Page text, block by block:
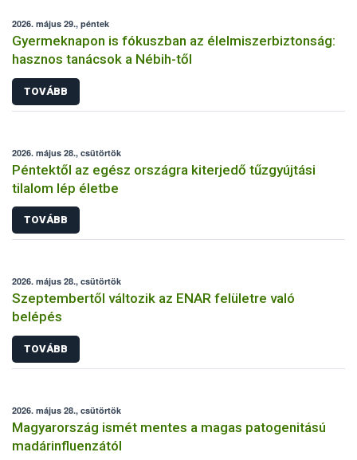
2026. május 29., péntek
Gyermeknapon is fókuszban az élelmiszerbiztonság:
hasznos tanácsok a Nébih-től
TOVÁBB
2026. május 28., csütörtök
Péntektől az egész országra kiterjedő tűzgyújtási
tilalom lép életbe
TOVÁBB
2026. május 28., csütörtök
Szeptembertől változik az ENAR felületre való
belépés
TOVÁBB
2026. május 28., csütörtök
Magyarország ismét mentes a magas patogenitású
madárinfluenzától